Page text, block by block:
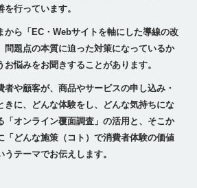
行っています。
から「EC・Webサイトを軸にした導線の改
問題点の本質に迫った対策になっているか
悩みをお聞きすることがあります。
者や顧客が、商品やサービスの申し込み・
きに、どんな体験をし、どんな気持ちにな
「オンライン覆面調査」の活用と、そこか
「どんな施策（コト）で消費者体験の価値
テーマでお伝えします。